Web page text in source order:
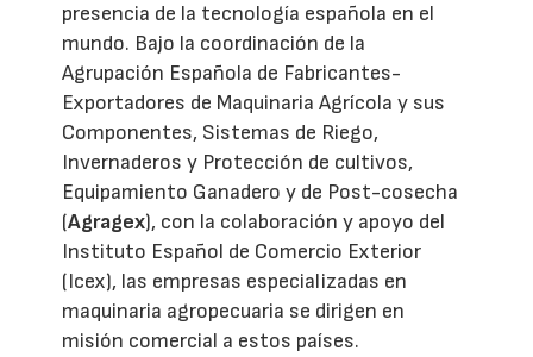
presencia de la tecnología española en el
mundo. Bajo la coordinación de la
Agrupación Española de Fabricantes-
Exportadores de Maquinaria Agrícola y sus
Componentes, Sistemas de Riego,
Invernaderos y Protección de cultivos,
Equipamiento Ganadero y de Post-cosecha
(Agragex), con la colaboración y apoyo del
Instituto Español de Comercio Exterior
(Icex), las empresas especializadas en
maquinaria agropecuaria se dirigen en
misión comercial a estos países.